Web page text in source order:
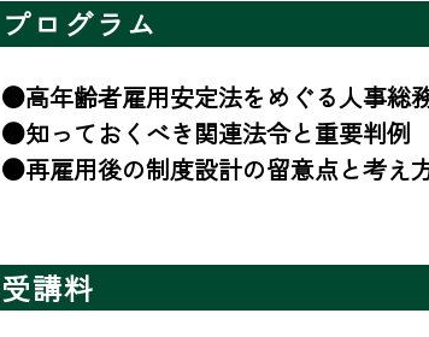
プログラム
●高年齢者雇用安定法をめぐる人事総
●知っておくべき関連法令と重要判例
●再雇用後の制度設計の留意点と考え
受講料